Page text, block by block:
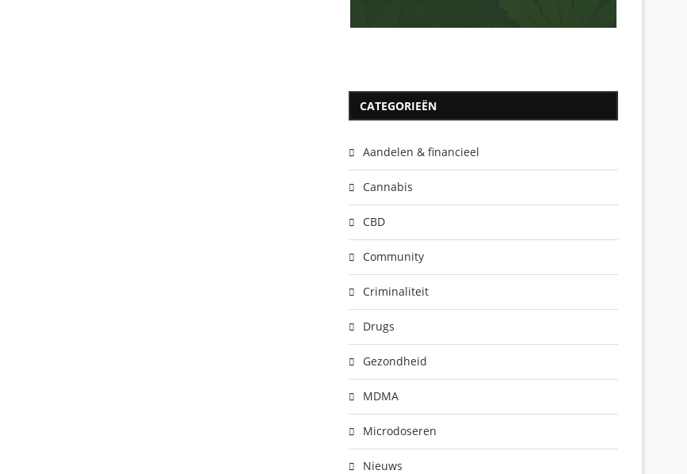
CATEGORIEËN
Aandelen & financieel
Cannabis
CBD
Community
Criminaliteit
Drugs
Gezondheid
MDMA
Microdoseren
Nieuws